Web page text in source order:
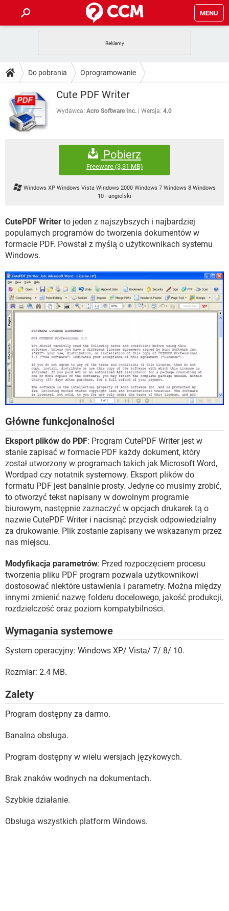
MENU
GRY WHATSAPP
SPOTIFY NETFLIX
INSTAGRAM FACEBOOK
WINDOWS 10
PORADY
PlayStation TIKTOK
GRY
SPOTIFY
DO POBRANIA
ANDROID TIKTOK
GRY
NETFLIX
FACEBOOK
FORUM
WHATSAPP
NETFLIX
INSTAGRAM FACEBOOK
TIKTOK
NETFLIX
WINDOWS 10
Do pobrania Oprogramowanie
Cute PDF Writer
Wydawca: Acro Software Inc. Wersja: 4.0
Pobierz
Freeware(3,31 MB)
Windows XP Windows Vista Windows 2000 Windows 7 Windows 8 Windows
10 - angielski
CutePDF Writer to jeden z najszybszych i najbardziej
popularnych programów do tworzenia dokumentów w
formacie PDF. Powstał z myślą o użytkownikach systemu
Windows.
Główne funkcjonalności
Eksport plików do PDF: Program CutePDF Writer jest w
stanie zapisać w formacie PDF każdy dokument, który
został utworzony w programach takich jak Microsoft Word,
Wordpad czy notatnik systemowy. Eksport plików do
formatu PDF jest banalnie prosty. Jedyne co musimy zrobić,
to otworzyć tekst napisany w dowolnym programie
biurowym, następnie zaznaczyć w opcjach drukarek tą o
nazwie CutePDF Writer i nacisnąć przycisk odpowiedzialny
za drukowanie. Plik zostanie zapisany we wskazanym przez
nas miejscu.
Modyfikacja parametrów: Przed rozpoczęciem procesu
tworzenia pliku PDF program pozwala użytkownikowi
dostosować niektóre ustawienia i parametry. Można między
innymi zmienić nazwę folderu docelowego, jakość produkcji,
rozdzielczość oraz poziom kompatybilności.
Wymagania systemowe
System operacyjny: Windows XP/ Vista/ 7/ 8/ 10.
Rozmiar: 2.4 MB.
Zalety
Program dostępny za darmo.
Banalna obsługa.
Program dostępny w wielu wersjach językowych.
Brak znaków wodnych na dokumentach.
Szybkie działanie.
Obsługa wszystkich platform Windows.